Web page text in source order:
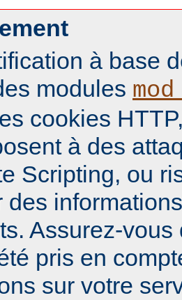
à base
modules
cookies
à des
Scripting, ou
des
Assurez-
pris en
sur votre